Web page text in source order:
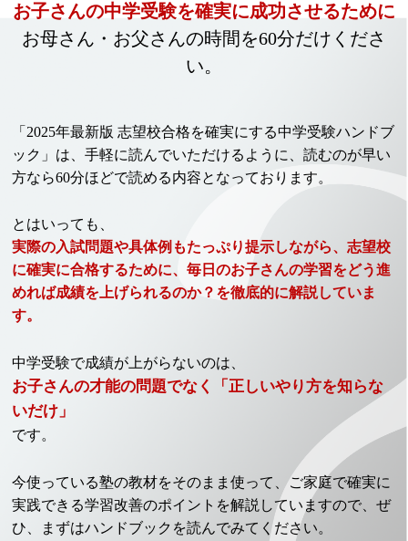
お子さんの中学受験を確実に成功させるために
お母さん・お父さんの時間を60分だけくださ
い。
「2025年最新版 志望校合格を確実にする中学受験ハンドブ
ック」は、手軽に読んでいただけるように、読むのが早い
方なら60分ほどで読める内容となっております。
とはいっても、
実際の入試問題や具体例もたっぷり提示しながら、志望校
に確実に合格するために、毎日のお子さんの学習をどう進
めれば成績を上げられるのか？を徹底的に解説していま
す。
中学受験で成績が上がらないのは、
お子さんの才能の問題でなく「正しいやり方を知らな
いだけ」
です。
今使っている塾の教材をそのまま使って、ご家庭で確実に
実践できる学習改善のポイントを解説していますので、ぜ
ひ、まずはハンドブックを読んでみてください。